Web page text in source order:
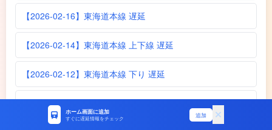
【2026-02-16】東海道本線 遅延
【2026-02-14】東海道本線 上下線 遅延
【2026-02-12】東海道本線 下り 遅延
【2026-02-11】東海道本線 下り 遅延
ホーム画面に追加
すぐに遅延情報をチェック 追加